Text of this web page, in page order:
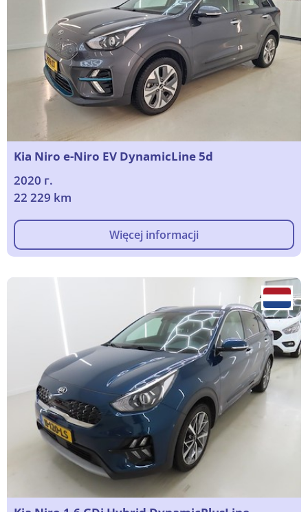
Kia Niro e-Niro EV DynamicLine 5d
2020 г.
22 229 km
Więcej informacji